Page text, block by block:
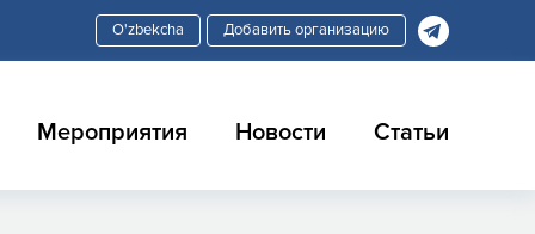
Добавить организацию
Мероприятия Новости Статьи